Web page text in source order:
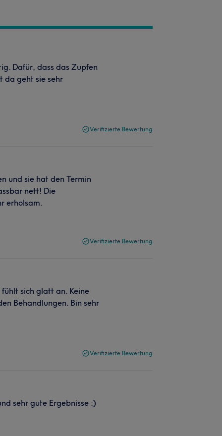
Dafür, dass das Zupfen
da geht sie sehr
Verifizierte Bewertung
und sie hat den Termin
nett! Die
erholsam.
Verifizierte Bewertung
sich glatt an. Keine
Behandlungen. Bin sehr
Verifizierte Bewertung
sehr gute Ergebnisse :)